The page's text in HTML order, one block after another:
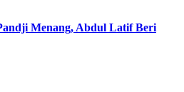
Menang, Abdul Latif Beri